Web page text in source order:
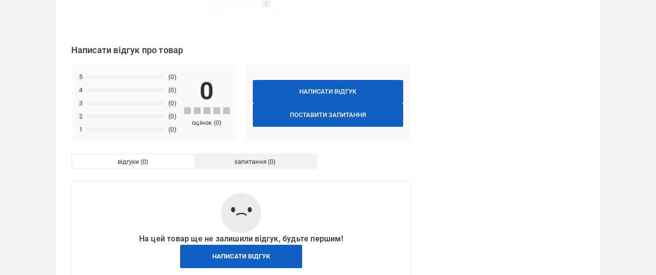
Написати відгук про товар
НАПИСАТИ ВІДГУК
ПОСТАВИТИ ЗАПИТАННЯ
1 (0)
2 (0)
3 (0)
4 (0)
5 (0)
0
оцінок (0)
відгуки запитання
На цей товар ще не залишили відгук, будьте першим!
НАПИСАТИ ВІДГУК